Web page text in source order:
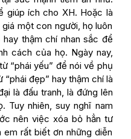
giúp ích cho XH. Hoặc là
một con người, họ luôn
thậm chí nhan sắc để
cách của họ. Ngày nay,
“phái yếu” để nói về phụ
đẹp” hay thậm chí là
là đấu tranh, là đứng lên
Tuy nhiên, suy nghĩ nam
nên việc xóa bỏ hẳn tư
rất biết ơn những diễn